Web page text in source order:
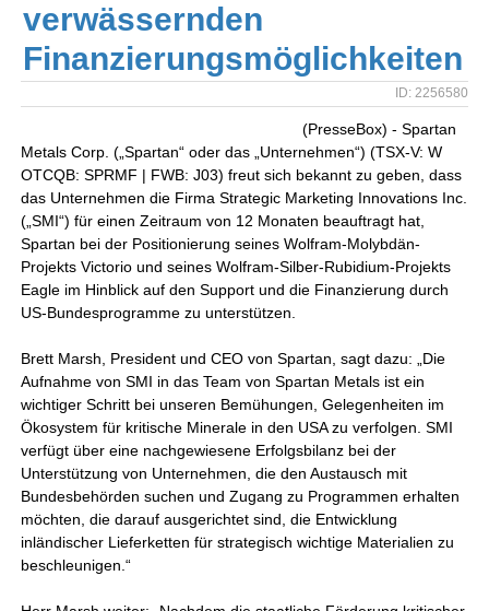
verwässernden
Finanzierungsmöglichkeiten
ID: 2256580
(PresseBox) - Spartan
Metals Corp. („Spartan“ oder das „Unternehmen“) (TSX-V: W
OTCQB: SPRMF | FWB: J03) freut sich bekannt zu geben, dass
das Unternehmen die Firma Strategic Marketing Innovations Inc.
(„SMI“) für einen Zeitraum von 12 Monaten beauftragt hat,
Spartan bei der Positionierung seines Wolfram-Molybdän-
Projekts Victorio und seines Wolfram-Silber-Rubidium-Projekts
Eagle im Hinblick auf den Support und die Finanzierung durch
US-Bundesprogramme zu unterstützen.
Brett Marsh, President und CEO von Spartan, sagt dazu: „Die
Aufnahme von SMI in das Team von Spartan Metals ist ein
wichtiger Schritt bei unseren Bemühungen, Gelegenheiten im
Ökosystem für kritische Minerale in den USA zu verfolgen. SMI
verfügt über eine nachgewiesene Erfolgsbilanz bei der
Unterstützung von Unternehmen, die den Austausch mit
Bundesbehörden suchen und Zugang zu Programmen erhalten
möchten, die darauf ausgerichtet sind, die Entwicklung
inländischer Lieferketten für strategisch wichtige Materialien zu
beschleunigen.“